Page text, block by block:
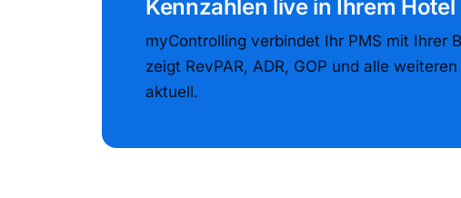
Kennzahlen live in Ihrem Hotel
myControlling verbindet Ihr PMS mit Ihrer
zeigt RevPAR, ADR, GOP und alle
aktuell.